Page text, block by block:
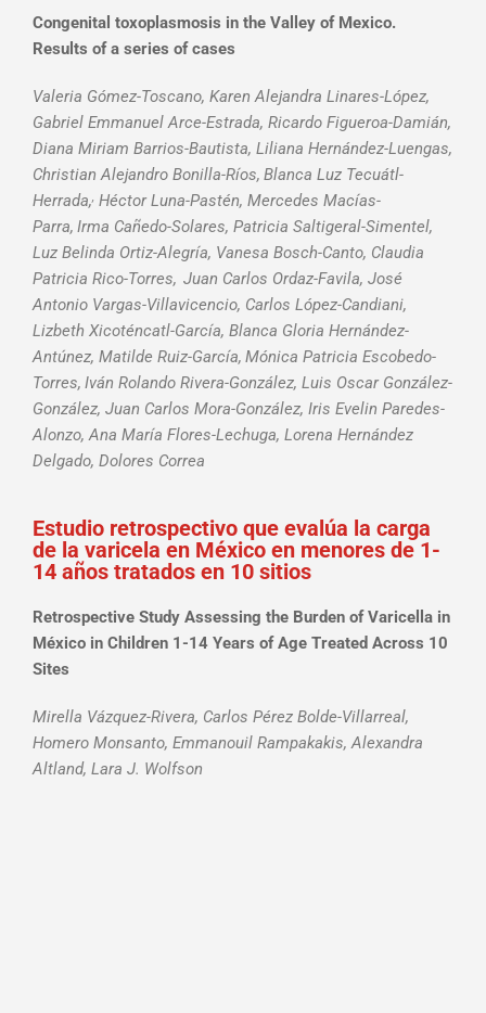
Congenital toxoplasmosis in the Valley of Mexico.
Results of a series of cases
Valeria Gómez-Toscano, Karen Alejandra Linares-López,
Gabriel Emmanuel Arce-Estrada, Ricardo Figueroa-Damián,
Diana Miriam Barrios-Bautista, Liliana Hernández-Luengas,
Christian Alejandro Bonilla-Ríos, Blanca Luz Tecuátl-
Herrada,, Héctor Luna-Pastén, Mercedes Macías-
Parra, Irma Cañedo-Solares, Patricia Saltigeral-Simentel,
Luz Belinda Ortiz-Alegría, Vanesa Bosch-Canto, Claudia
Patricia Rico-Torres, Juan Carlos Ordaz-Favila, José
Antonio Vargas-Villavicencio, Carlos López-Candiani,
Lizbeth Xicoténcatl-García, Blanca Gloria Hernández-
Antúnez, Matilde Ruiz-García, Mónica Patricia Escobedo-
Torres, Iván Rolando Rivera-González, Luis Oscar González-
González, Juan Carlos Mora-González, Iris Evelin Paredes-
Alonzo, Ana María Flores-Lechuga, Lorena Hernández
Delgado, Dolores Correa
Estudio retrospectivo que evalúa la carga
de la varicela en México en menores de 1-
14 años tratados en 10 sitios
Retrospective Study Assessing the Burden of Varicella in
México in Children 1-14 Years of Age Treated Across 10
Sites
Mirella Vázquez-Rivera, Carlos Pérez Bolde-Villarreal,
Homero Monsanto, Emmanouil Rampakakis, Alexandra
Altland, Lara J. Wolfson